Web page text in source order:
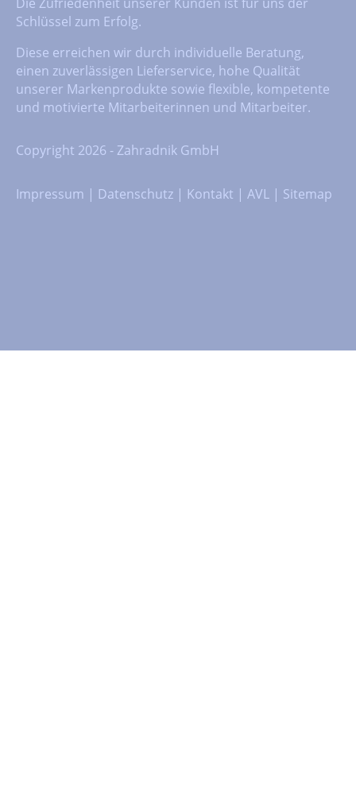
Schlüssel zum Erfolg.
Diese erreichen wir durch individuelle Beratung,
einen zuverlässigen Lieferservice, hohe Qualität
unserer Markenprodukte sowie flexible, kompetente
und motivierte Mitarbeiterinnen und Mitarbeiter.
Copyright 2026 - Zahradnik GmbH
Impressum | Datenschutz | Kontakt | AVL | Sitemap